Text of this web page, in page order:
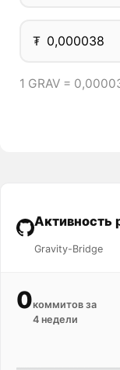
₮
1 GRAV =
Активность
Gravity-Bridge
0коммитов за
4 недели